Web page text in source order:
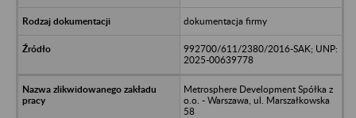
dokumentacja firmy
992700/611/2380/2016-SAK; UNP:
2025-00639778
Metrosphere Development Spółka z
o.o. - Warszawa, ul. Marszałkowska
58